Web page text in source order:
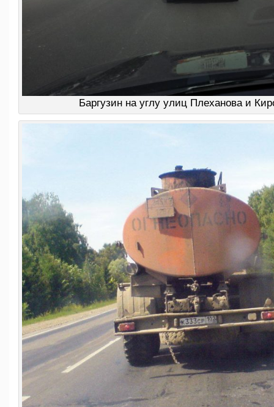
Баргузин на углу улиц Плеханова и